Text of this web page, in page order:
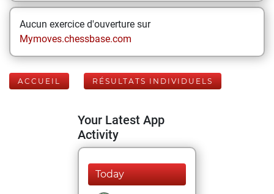
Aucun exercice d'ouverture sur
Mymoves.chessbase.com
ACCUEIL RÉSULTATS INDIVIDUELS
Your Latest App
Activity
Today